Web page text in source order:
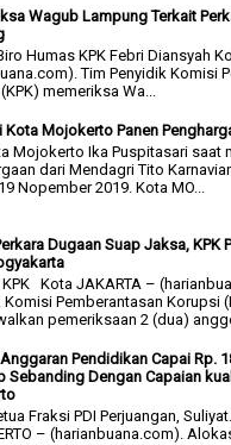
Wagub Lampung Terkait
Humas KPK Febri Diansyah
Tim Penyidik Komisi
memeriksa Wa...
Kota Mojokerto Panen
Mojokerto Ika Puspitasari saat
dari Mendagri Tito
Nopember 2019. Kota MO...
Dugaan Suap Jaksa, KPK
Kota JAKARTA –
Komisi Pemberantasan Korupsi
pemeriksaan 2 (dua)
Pendidikan Capai Rp.
Sebanding Dengan Capaian
Fraksi PDI Perjuangan,
– (harianbuana.com).